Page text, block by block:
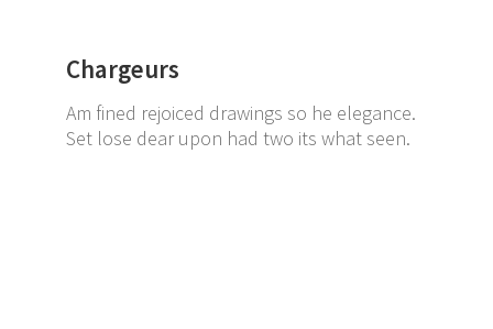
Chargeurs
Am fined rejoiced drawings so he elegance.
Set lose dear upon had two its what seen.